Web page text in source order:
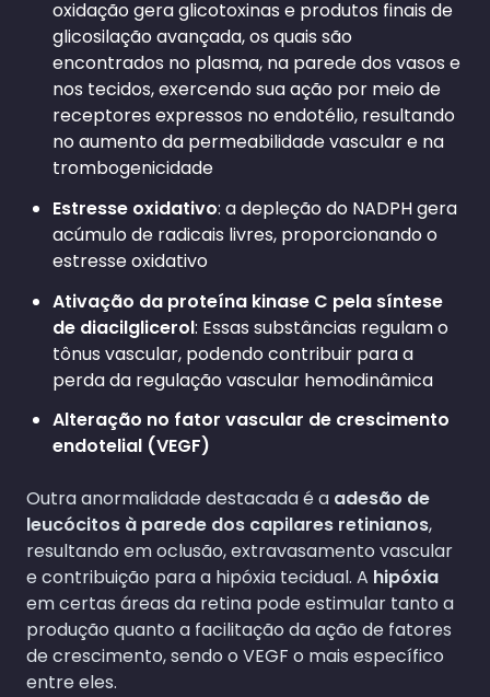
oxidação gera glicotoxinas e produtos finais de
glicosilação avançada, os quais são
encontrados no plasma, na parede dos vasos e
nos tecidos, exercendo sua ação por meio de
receptores expressos no endotélio, resultando
no aumento da permeabilidade vascular e na
trombogenicidade
Estresse oxidativo: a depleção do NADPH gera
acúmulo de radicais livres, proporcionando o
estresse oxidativo
Ativação da proteína kinase C pela síntese
de diacilglicerol: Essas substâncias regulam o
tônus vascular, podendo contribuir para a
perda da regulação vascular hemodinâmica
Alteração no fator vascular de crescimento
endotelial (VEGF)
Outra anormalidade destacada é a adesão de
leucócitos à parede dos capilares retinianos,
resultando em oclusão, extravasamento vascular
e contribuição para a hipóxia tecidual. A hipóxia
em certas áreas da retina pode estimular tanto a
produção quanto a facilitação da ação de fatores
de crescimento, sendo o VEGF o mais específico
entre eles.